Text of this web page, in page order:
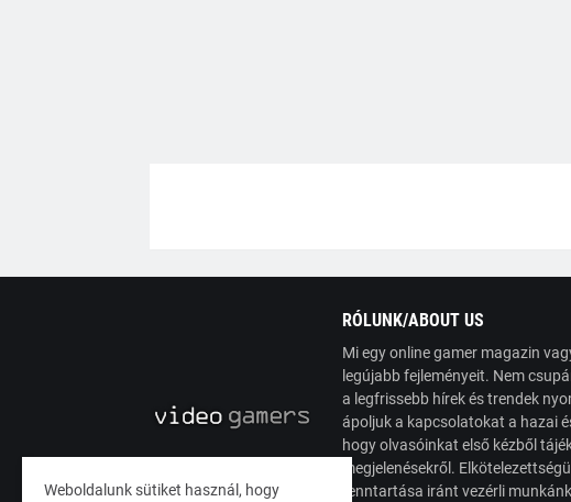
RÓLUNK/ABOUT US
Mi egy online gamer magazin
legújabb fejleményeit. Nem
a legfrissebb hírek és trendek
ápoljuk a kapcsolatokat a hazai
hogy olvasóinkat első kézből
megjelenésekről.
fenntartása iránt vezérli
Weboldalunk sütiket használ, hogy